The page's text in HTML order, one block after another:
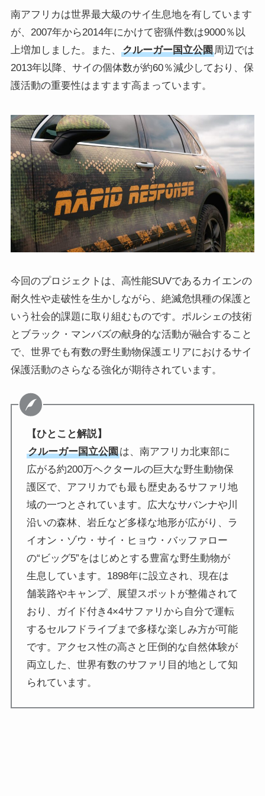
南アフリカは世界最大級のサイ生息地を有しています
が、2007年から2014年にかけて密猟件数は9000％以
上増加しました。また、
クルーガー国立公園周辺では
2013年以降、サイの個体数が約60％減少しており、保
護活動の重要性はますます高まっています。
今回のプロジェクトは、高性能SUVであるカイエンの
耐久性や走破性を生かしながら、絶滅危惧種の保護と
いう社会的課題に取り組むものです。ポルシェの技術
とブラック・マンバズの献身的な活動が融合すること
で、世界でも有数の野生動物保護エリアにおけるサイ
保護活動のさらなる強化が期待されています。
【ひとこと解説】
クルーガー国立公園は、南アフリカ北東部に
広がる約200万ヘクタールの巨大な野生動物保
護区で、アフリカでも最も歴史あるサファリ地
域の一つとされています。広大なサバンナや川
沿いの森林、岩丘など多様な地形が広がり、ラ
イオン・ゾウ・サイ・ヒョウ・バッファロー
の“ビッグ5”をはじめとする豊富な野生動物が
生息しています。1898年に設立され、現在は
舗装路やキャンプ、展望スポットが整備されて
おり、ガイド付き4×4サファリから自分で運転
するセルフドライブまで多様な楽しみ方が可能
です。アクセス性の高さと圧倒的な自然体験が
両立した、世界有数のサファリ目的地として知
られています。